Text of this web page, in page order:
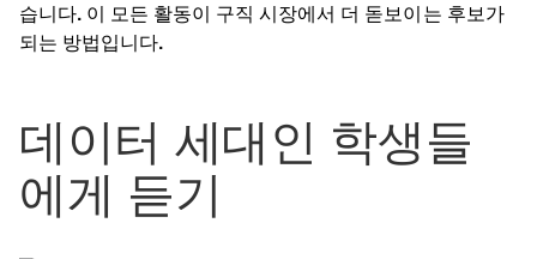
습니다. 이 모든 활동이 구직 시장에서 더 돋보이는 후보가
되는 방법입니다.
데이터 세대인 학생들
에게 듣기